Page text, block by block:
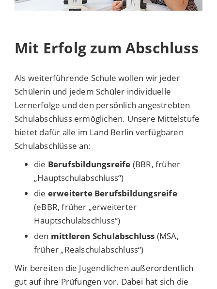
Mit Erfolg zum Abschluss
Als weiterführende Schule wollen wir jeder
Schülerin und jedem Schüler individuelle
Lernerfolge und den persönlich angestrebten
Schulabschluss ermöglichen. Unsere Mittelstufe
bietet dafür alle im Land Berlin verfügbaren
Schulabschlüsse an:
die Berufsbildungsreife (BBR, früher
„Hauptschulabschluss“)
die erweiterte Berufsbildungsreife
(eBBR, früher „erweiterter
Hauptschulabschluss“)
den mittleren Schulabschluss (MSA,
früher „Realschulabschluss“)
Wir bereiten die Jugendlichen außerordentlich
gut auf ihre Prüfungen vor. Dabei hat sich die